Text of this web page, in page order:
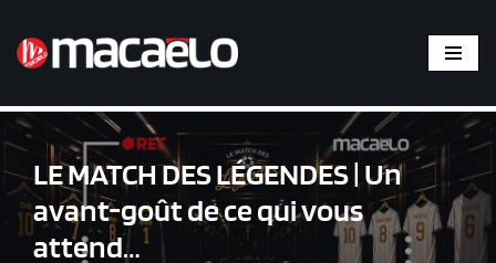
Aller
au
contenu
LE MATCH DES LÉGENDES | Un
avant-goût de ce qui vous
attend…